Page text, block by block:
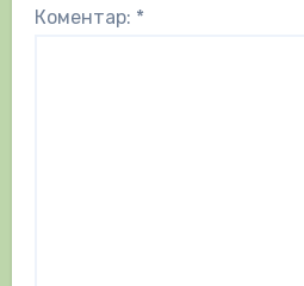
Коментар: *